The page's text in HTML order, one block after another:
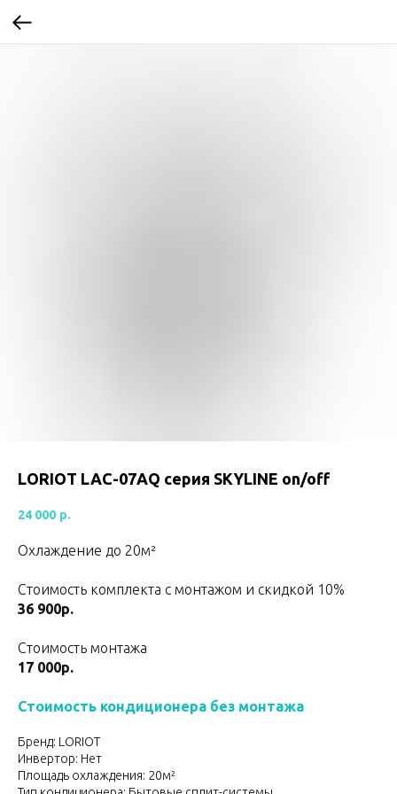
LORIOT LAC-07AQ серия SKYLINE on/off
24 000 р.
Охлаждение до 20м²
Стоимость комплекта с монтажом и скидкой 10%
36 900р.
Стоимость монтажа
17 000р.
Стоимость кондиционера без монтажа
Бренд: LORIOT
Инвертор: Нет
Площадь охлаждения: 20м²